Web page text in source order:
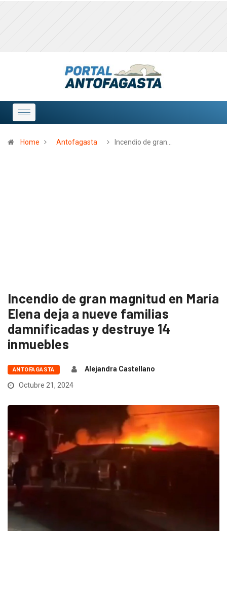
Home Antofagasta Incendio de gran…
Incendio de gran magnitud en María
Elena deja a nueve familias
damnificadas y destruye 14
inmuebles
ANTOFAGASTA
Alejandra Castellano
Octubre 21, 2024